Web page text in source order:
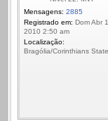
Mensagens: 2885
Registrado em: Dom Abr
2010 2:50 am
Localização:
Bragólia/Corinthians State